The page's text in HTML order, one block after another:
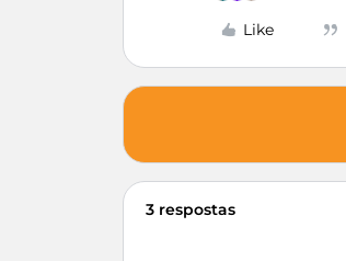
Like
3 respostas